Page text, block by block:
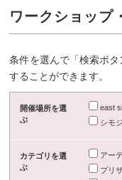
ワークショップ
条件を選んで「検索ボ
することができます。
開催場所を選
ぶ
east
シモ
カテゴリを選
ぶ
アー
プリ